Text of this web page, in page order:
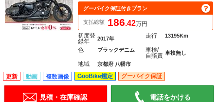
グーバイク保証付きプラン
支払総額 186.42万円
初度登
録年
2017年 走行 13195Km
色 ブラックデニム
車検/
自賠責 車検無し
地域 京都府 八幡市
更新 動画 複数画像 GooBike鑑定 グーバイク保証
見積・在庫確認 電話をかける